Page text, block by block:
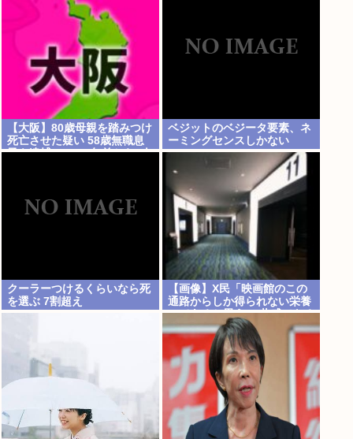
【大阪】80歳母親を踏みつけ
死亡させた疑い 58歳無職息
子を逮捕 13～14年前から2人
ベジットのベジータ要素、ネ
ーミングセンスしかない
クーラーつけるくらいなら死
を選ぶ 7割超え
【画像】X民「映画館のこの
通路からしか得られない栄養
ってあると思う」 共感できる
と話題にwww